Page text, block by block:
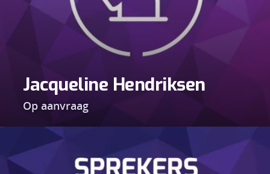
Jacqueline Hendriksen
Op aanvraag